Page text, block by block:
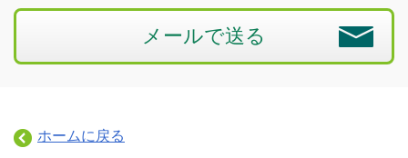
メールで送る
ホームに戻る